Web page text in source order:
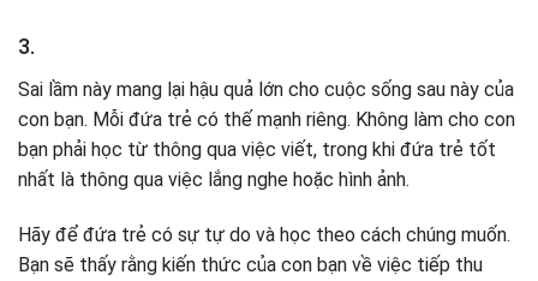
3.
Sai lầm này mang lại hậu quả lớn cho cuộc sống sau này của
con bạn. Mỗi đứa trẻ có thế mạnh riêng. Không làm cho con
bạn phải học từ thông qua việc viết, trong khi đứa trẻ tốt
nhất là thông qua việc lắng nghe hoặc hình ảnh.
Hãy để đứa trẻ có sự tự do và học theo cách chúng muốn.
Bạn sẽ thấy rằng kiến ​​thức của con bạn về việc tiếp thu